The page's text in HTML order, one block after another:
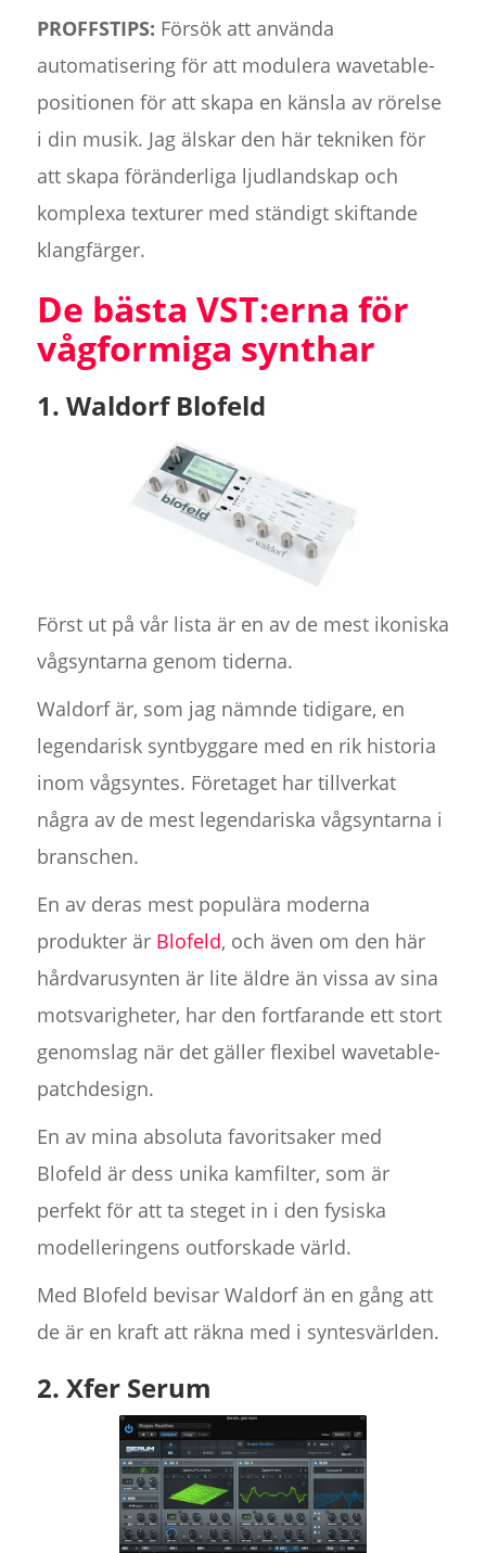
PROFFSTIPS: Försök att använda
automatisering för att modulera wavetable-
positionen för att skapa en känsla av rörelse
i din musik. Jag älskar den här tekniken för
att skapa föränderliga ljudlandskap och
komplexa texturer med ständigt skiftande
klangfärger.
De bästa VST:erna för
vågformiga synthar
1. Waldorf Blofeld
Först ut på vår lista är en av de mest ikoniska
vågsyntarna genom tiderna.
Waldorf är, som jag nämnde tidigare, en
legendarisk syntbyggare med en rik historia
inom vågsyntes. Företaget har tillverkat
några av de mest legendariska vågsyntarna i
branschen.
En av deras mest populära moderna
produkter är Blofeld, och även om den här
hårdvarusynten är lite äldre än vissa av sina
motsvarigheter, har den fortfarande ett stort
genomslag när det gäller flexibel wavetable-
patchdesign.
En av mina absoluta favoritsaker med
Blofeld är dess unika kamfilter, som är
perfekt för att ta steget in i den fysiska
modelleringens outforskade värld.
Med Blofeld bevisar Waldorf än en gång att
de är en kraft att räkna med i syntesvärlden.
2. Xfer Serum